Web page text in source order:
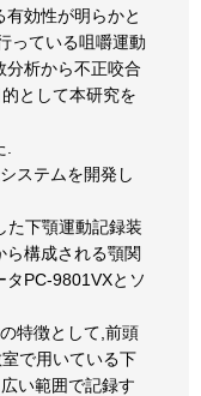
効性が明らかと
っている咀嚼運動
分析から不正咬合
として本研究を
ステムを開発し
た下顎運動記録装
ら構成される顎関
PC-9801VXとソ
特徴として,前頭
で用いている下
い範囲で記録す